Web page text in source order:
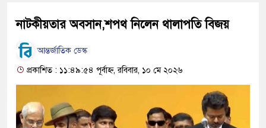
নাটকীয়তার অবসান,শপথ নিলেন থালাপতি বিজয়
আন্তর্জাতিক ডেস্ক
প্রকাশিত : ১১:৪৯:৫৪ পূর্বাহ্ন, রবিবার, ১০ মে ২০২৬